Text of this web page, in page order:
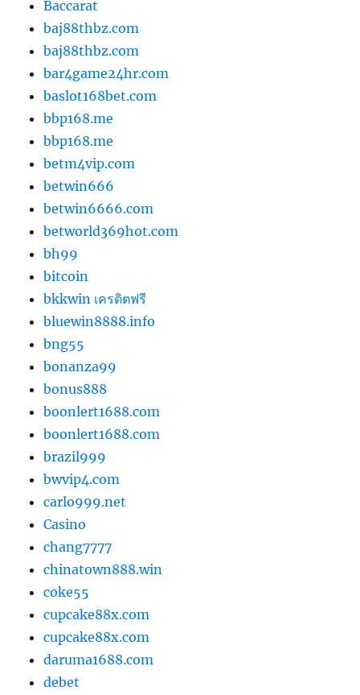
Baccarat
baj88thbz.com
baj88thbz.com
bar4game24hr.com
baslot168bet.com
bbp168.me
bbp168.me
betm4vip.com
betwin666
betwin6666.com
betworld369hot.com
bh99
bitcoin
bkkwin เครดิตฟรี
bluewin8888.info
bng55
bonanza99
bonus888
boonlert1688.com
boonlert1688.com
brazil999
bwvip4.com
carlo999.net
Casino
chang7777
chinatown888.win
coke55
cupcake88x.com
cupcake88x.com
daruma1688.com
debet